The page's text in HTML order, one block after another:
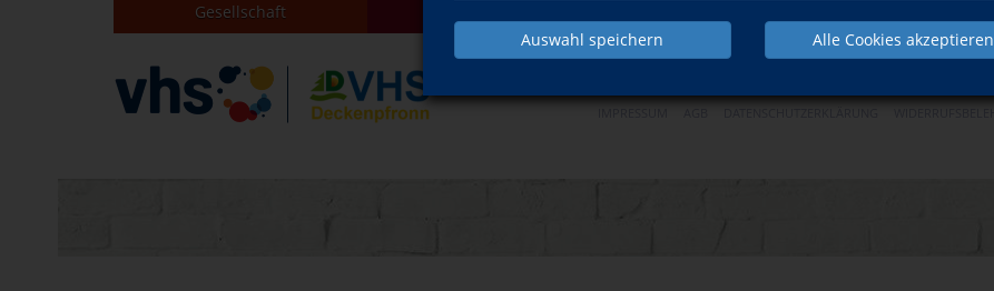
Auswahl speichern Alle Cookies akzeptieren
Gesellschaft